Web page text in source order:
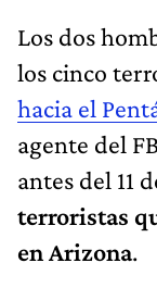
Los dos
los cinco
hacia el
agente del
antes del 11
terroristas
en Arizona.